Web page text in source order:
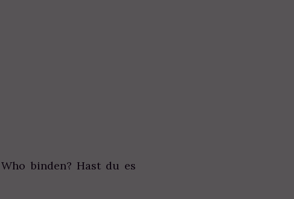
binden? Hast du es